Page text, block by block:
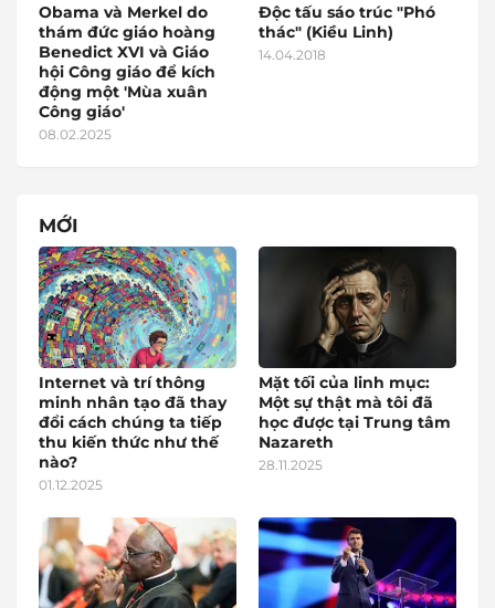
Obama và Merkel do
thám đức giáo hoàng
Benedict XVI và Giáo
hội Công giáo để kích
động một 'Mùa xuân
Công giáo'
08.02.2025
Độc tấu sáo trúc "Phó
thác" (Kiều Linh)
14.04.2018
MỚI
Internet và trí thông
minh nhân tạo đã thay
đổi cách chúng ta tiếp
thu kiến thức như thế
nào?
01.12.2025
Mặt tối của linh mục:
Một sự thật mà tôi đã
học được tại Trung tâm
Nazareth
28.11.2025